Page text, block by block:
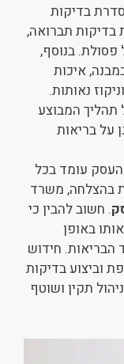
בדיקות
בדיקות תברואה,
פסולת. בנוסף,
איכות
נאותות.
תהליך המבוצע
על בריאות
עומד בכל
בהצלחה, משרד
. חשוב להבין כי
באופן
חידוש
וביצוע בדיקות
תקין ושוטף